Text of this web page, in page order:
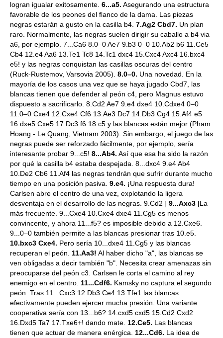
logran igualar exitosamente. 6...a5. Asegurando una estructura
favorable de los peones del flanco de la dama. Las piezas
negras estarán a gusto en la casilla b4. 7.Ag2 Cbd7. Un plan
raro. Normalmente, las negras suelen dirigir su caballo a b4 via
a6, por ejemplo. 7...Ca6 8.0–0 Ae7 9.b3 0–0 10.Ab2 b6 11.Ce5
Cb4 12.e4 Aa6 13.Te1 Tc8 14.Tc1 dxc4 15.Cxc4 Axc4 16.bxc4
e5! y las negras conquistan las casillas oscuras del centro
(Ruck-Rustemov, Varsovia 2005). 8.0–0. Una novedad. En la
mayoría de los casos una vez que se haya jugado Cbd7, las
blancas tienen que defender al peón c4, pero Magnus estuvo
dispuesto a sacrificarlo. 8.Cd2 Ae7 9.e4 dxe4 10.Cdxe4 0–0
11.0–0 Cxe4 12.Cxe4 Cf6 13.Ae3 Dc7 14.Db3 Cg4 15.Af4 e5
16.dxe5 Cxe5 17.Dc3 f6 18.c5 y las blancas están mejor (Pham
Hoang - Le Quang, Vietnam 2003). Sin embargo, el juego de las
negras puede ser reforzado fácilmente, por ejemplo, sería
interesante probar 9...c5! 8...Ab4. Así que esa ha sido la razón
por qué la casilla b4 estaba despejada. 8...dxc4 9.e4 Ab4
10.De2 Cb6 11.Af4 las negras tendrán que sufrir durante mucho
tiempo en una posición pasiva. 9.e4. ¡Una respuesta dura!
Carlsen abre el centro de una vez, explotando la ligera
desventaja en el desarrollo de las negras. 9.Cd2 ] 9...Axc3 [La
más frecuente. 9...Cxe4 10.Cxe4 dxe4 11.Cg5 es menos
convincente, y ahora 11...f5? es imposible debido a 12.Cxe6.
9...0–0 también permite a las blancas presionar tras 10.e5.
10.bxc3 Cxe4. Pero sería 10...dxe4 11.Cg5 y las blancas
recuperan el peón. 11.Aa3! Al haber dicho "a", las blancas se
ven obligadas a decir también "b". Necesita crear amenazas sin
preocuparse del peón c3. Carlsen le corta el camino al rey
enemigo en el centro. 11...Cdf6. Kamsky no captura el segundo
peón. Tras 11...Cxc3 12.Db3 Ce4 13.Tfe1 las blancas
efectivamente pueden ejercer mucha presión. Una variante
cooperativa sería con 13...b6? 14.cxd5 cxd5 15.Cd2 Cxd2
16.Dxd5 Ta7 17.Txe6+! dando mate. 12.Ce5. Las blancas
tienen que actuar de manera enérgica. 12...Cd6. La idea de